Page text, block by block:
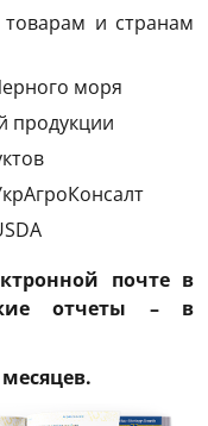
товарам и странам
моря
продукции
почте в
отчеты – в